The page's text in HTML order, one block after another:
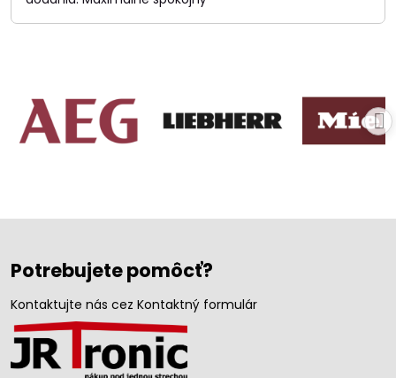
Potrebujete pomôcť?
Kontaktujte nás cez Kontaktný formulár